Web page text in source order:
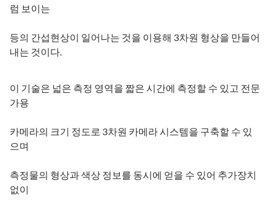
럼 보이는
등의 간섭현상이 일어나는 것을 이용해 3차원 형상을 만들어
내는 것이다.
이 기술은 넓은 측정 영역을 짧은 시간에 측정할 수 있고 전문
가용
카메라의 크기 정도로 3차원 카메라 시스템을 구축할 수 있
으며
측정물의 형상과 색상 정보를 동시에 얻을 수 있어 추가장치
없이